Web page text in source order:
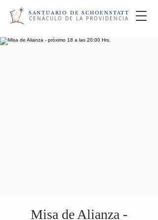
SANTUARIO DE SCHOENSTATT
CENÁCULO DE LA PROVIDENCIA
Misa de Alianza -